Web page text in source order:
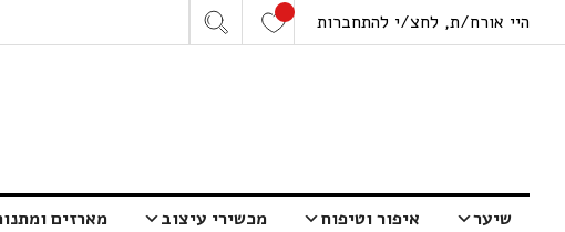
היי אורח/ת, לחצ/י להתחברות
שיער איפור וטיפוח מכשירי עיצוב מארזים